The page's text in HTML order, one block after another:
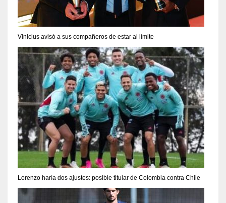
Vinicius avisó a sus compañeros de estar al límite
Lorenzo haría dos ajustes: posible titular de Colombia contra Chile